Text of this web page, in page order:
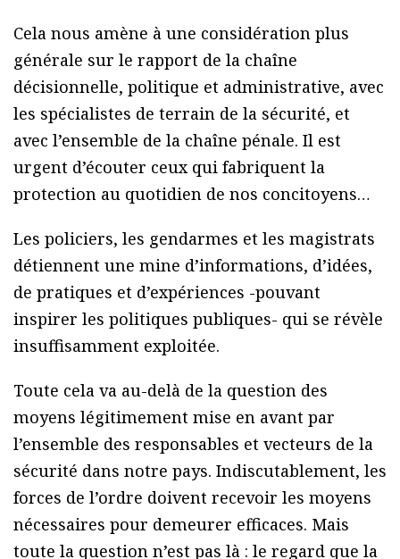
Cela nous amène à une considération plus
générale sur le rapport de la chaîne
décisionnelle, politique et administrative, avec
les spécialistes de terrain de la sécurité, et
avec l’ensemble de la chaîne pénale. Il est
urgent d’écouter ceux qui fabriquent la
protection au quotidien de nos concitoyens…
Les policiers, les gendarmes et les magistrats
détiennent une mine d’informations, d’idées,
de pratiques et d’expériences -pouvant
inspirer les politiques publiques- qui se révèle
insuffisamment exploitée.
Toute cela va au-delà de la question des
moyens légitimement mise en avant par
l’ensemble des responsables et vecteurs de la
sécurité dans notre pays. Indiscutablement, les
forces de l’ordre doivent recevoir les moyens
nécessaires pour demeurer efficaces. Mais
toute la question n’est pas là : le regard que la